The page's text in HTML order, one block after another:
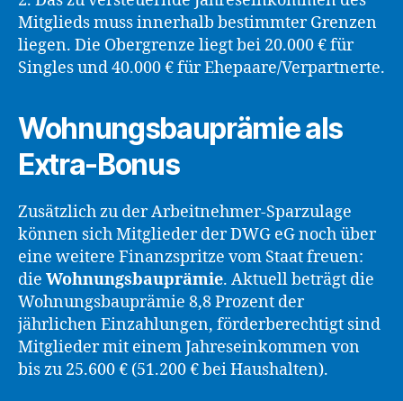
Mitglieds muss innerhalb bestimmter Grenzen
liegen. Die Obergrenze liegt bei 20.000 € für
Singles und 40.000 € für Ehepaare/Verpartnerte.
Wohnungsbauprämie als
Extra-Bonus
Zusätzlich zu der Arbeitnehmer-Sparzulage
können sich Mitglieder der DWG eG noch über
eine weitere Finanzspritze vom Staat freuen:
die Wohnungsbauprämie. Aktuell beträgt die
Wohnungsbauprämie 8,8 Prozent der
jährlichen Einzahlungen, förderberechtigt sind
Mitglieder mit einem Jahreseinkommen von
bis zu 25.600 € (51.200 € bei Haushalten).